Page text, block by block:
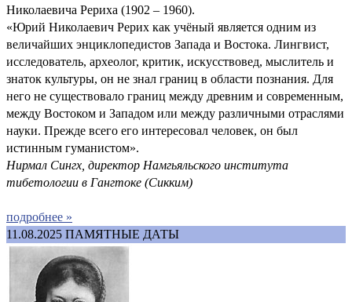
Николаевича Рериха (1902 – 1960).
«Юрий Николаевич Рерих как учёный является одним из
величайших энциклопедистов Запада и Востока. Лингвист,
исследователь, археолог, критик, искусствовед, мыслитель и
знаток культуры, он не знал границ в области познания. Для
него не существовало границ между древним и современным,
между Востоком и Западом или между различными отраслями
науки. Прежде всего его интересовал человек, он был
истинным гуманистом».
Нирмал Сингх, директор Намгьяльского института
тибетологии в Гангтоке (Сикким)
подробнее »
11.08.2025 ПАМЯТНЫЕ ДАТЫ